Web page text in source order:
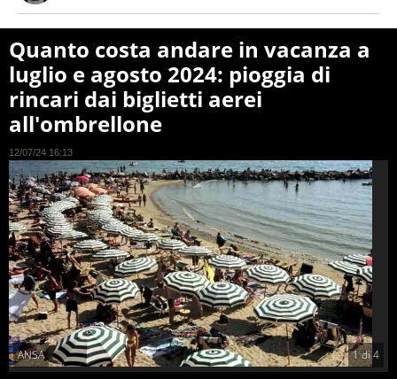
soprattutto di Politica, Esteri, Economia e Cronaca. Si
occupa anche di data journalism e fact-checking.
Quanto costa andare in vacanza a
luglio e agosto 2024: pioggia di
rincari dai biglietti aerei
all'ombrellone
12/07/24 16:13
1di4
ANSA